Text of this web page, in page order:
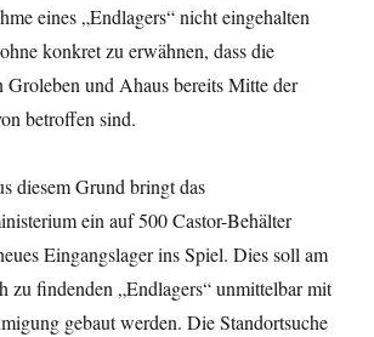
eines „Endlagers“ nicht eingehalten
konkret zu erwähnen, dass die
Groleben und Ahaus bereits Mitte der
betroffen sind.
diesem Grund bringt das
ein auf 500 Castor-Behälter
Eingangslager ins Spiel. Dies soll am
zu findenden „Endlagers“ unmittelbar mit
gebaut werden. Die Standortsuche